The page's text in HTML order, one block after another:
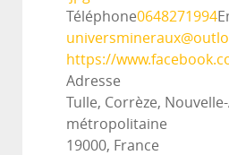
Téléphone0648271994
https://
Adresse
Tulle, Corrèze,
métropolitaine
19000, France